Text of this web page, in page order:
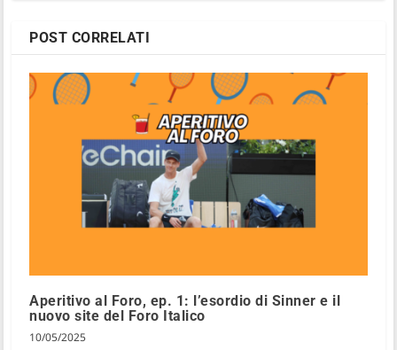
POST CORRELATI
Aperitivo al Foro, ep. 1: l’esordio di Sinner e il
nuovo site del Foro Italico
10/05/2025